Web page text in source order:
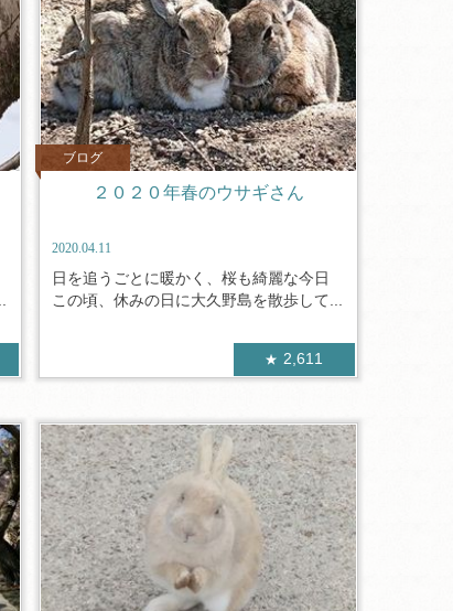
ブログ
２０２０年春のウサギさん
2020.04.11
日を追うごとに暖かく、桜も綺麗な今日
この頃、休みの日に大久野島を散歩して...
2,611